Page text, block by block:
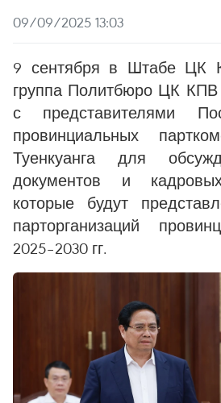
09/09/2025 13:03
9 сентября в Штабе ЦК
группа Политбюро ЦК КПВ
с представителями
провинциальных
Туенкуанга для
документов и
которые будут
парторганизаций
2025–2030 гг.